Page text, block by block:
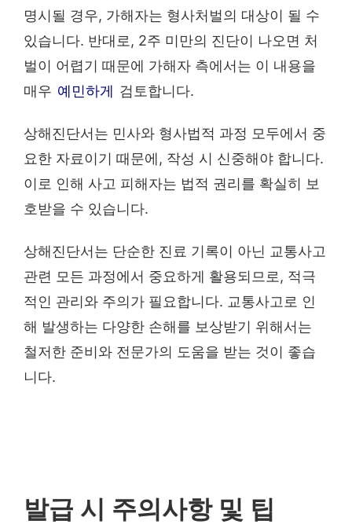
명시될 경우, 가해자는 형사처벌의 대상이 될 수
있습니다. 반대로, 2주 미만의 진단이 나오면 처
벌이 어렵기 때문에 가해자 측에서는 이 내용을
매우 예민하게 검토합니다.
상해진단서는 민사와 형사법적 과정 모두에서 중
요한 자료이기 때문에, 작성 시 신중해야 합니다.
이로 인해 사고 피해자는 법적 권리를 확실히 보
호받을 수 있습니다.
상해진단서는 단순한 진료 기록이 아닌 교통사고
관련 모든 과정에서 중요하게 활용되므로, 적극
적인 관리와 주의가 필요합니다. 교통사고로 인
해 발생하는 다양한 손해를 보상받기 위해서는
철저한 준비와 전문가의 도움을 받는 것이 좋습
니다.
발급 시 주의사항 및 팁